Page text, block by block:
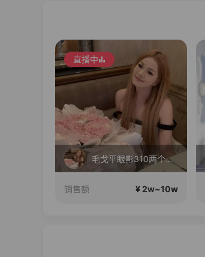
直播中
毛戈平眼影310两个正装！
销售额 ¥ 2w~10w